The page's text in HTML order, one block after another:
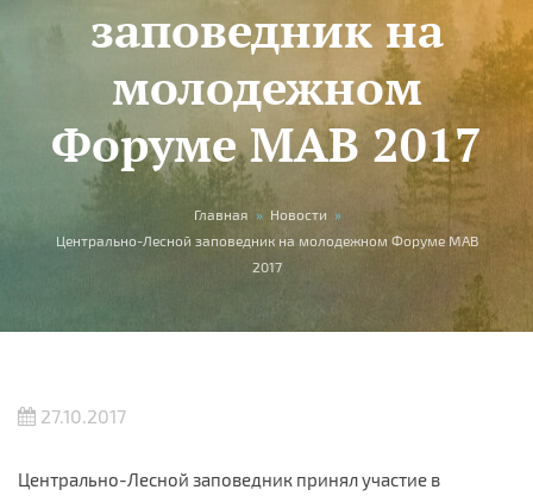
заповедник на
молодежном
Форуме MAB 2017
Вы здесь Главная » Новости »
Центрально-Лесной заповедник на молодежном Форуме MAB
2017
27.10.2017
Центрально-Лесной заповедник принял участие в